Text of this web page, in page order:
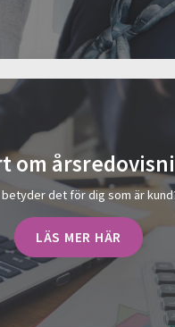
om
betyder det för dig som är
LÄS MER HÄR